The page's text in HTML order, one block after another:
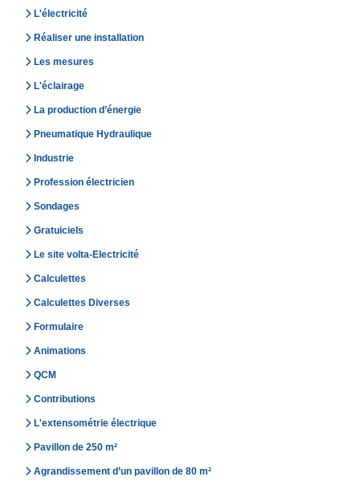
L'électricité
Réaliser une installation
Les mesures
L'éclairage
La production d’énergie
Pneumatique Hydraulique
Industrie
Profession électricien
Sondages
Gratuiciels
Le site volta-Electricité
Calculettes
Calculettes Diverses
Formulaire
Animations
QCM
Contributions
L'extensométrie électrique
Pavillon de 250 m²
Agrandissement d’un pavillon de 80 m²